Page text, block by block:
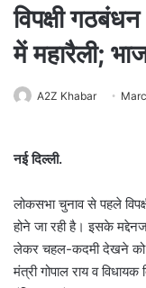
विपक्षी गठबंधन
में महारैली;
A2Z Khabar
नई दिल्ली.
लोकसभा चुनाव से पहले
होने जा रही है। इसके
लेकर चहल-कदमी देखने को
मंत्री गोपाल राय व